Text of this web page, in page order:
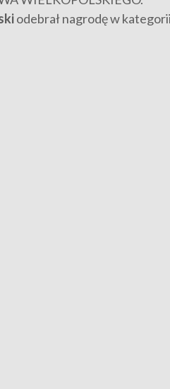
odebrał nagrodę w kategorii